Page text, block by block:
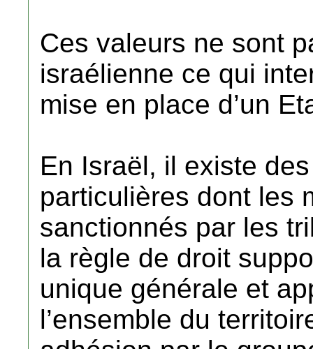
Ces valeurs ne sont
israélienne ce qui
mise en place d’un
En Israël, il existe
particulières dont les
sanctionnés par les
la règle de droit
unique générale et
l’ensemble du